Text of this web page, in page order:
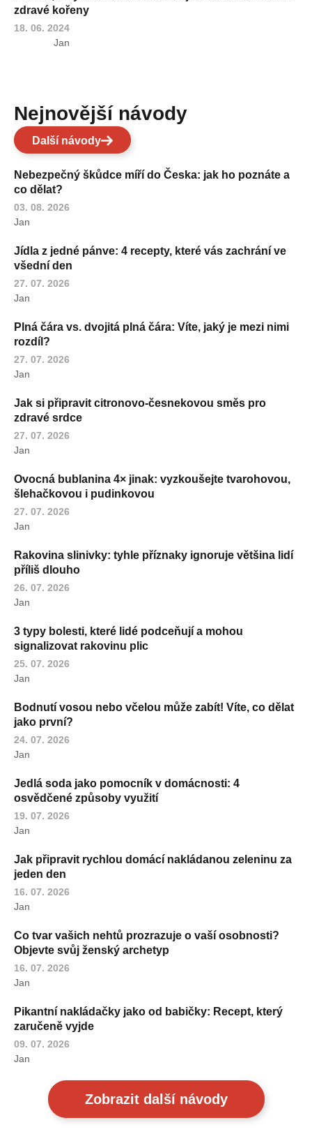
zdravé kořeny
18. 06. 2024
Jan
Nejnovější návody
Další návody
Nebezpečný škůdce míří do Česka: jak ho poznáte a
co dělat?
03. 08. 2026
Jan
Jídla z jedné pánve: 4 recepty, které vás zachrání ve
všední den
27. 07. 2026
Jan
Plná čára vs. dvojitá plná čára: Víte, jaký je mezi nimi
rozdíl?
27. 07. 2026
Jan
Jak si připravit citronovo-česnekovou směs pro
zdravé srdce
27. 07. 2026
Jan
Ovocná bublanina 4× jinak: vyzkoušejte tvarohovou,
šlehačkovou i pudinkovou
27. 07. 2026
Jan
Rakovina slinivky: tyhle příznaky ignoruje většina lidí
příliš dlouho
26. 07. 2026
Jan
3 typy bolesti, které lidé podceňují a mohou
signalizovat rakovinu plic
25. 07. 2026
Jan
Bodnutí vosou nebo včelou může zabít! Víte, co dělat
jako první?
24. 07. 2026
Jan
Jedlá soda jako pomocník v domácnosti: 4
osvědčené způsoby využití
19. 07. 2026
Jan
Jak připravit rychlou domácí nakládanou zeleninu za
jeden den
16. 07. 2026
Jan
Co tvar vašich nehtů prozrazuje o vaší osobnosti?
Objevte svůj ženský archetyp
16. 07. 2026
Jan
Pikantní nakládačky jako od babičky: Recept, který
zaručeně vyjde
09. 07. 2026
Jan
Zobrazit další návody